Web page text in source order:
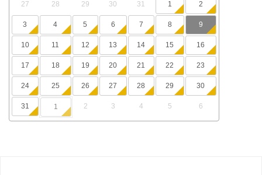
27 28 29 30 31 1 2
3 4 5 6 7 8 9
10 11 12 13 14 15 16
17 18 19 20 21 22 23
24 25 26 27 28 29 30
31 1 2 3 4 5 6